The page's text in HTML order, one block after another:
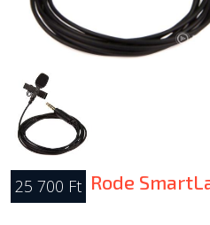
25 700 Ft Rode